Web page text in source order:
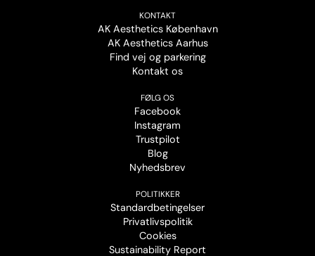
KONTAKT
AK Aesthetics København
AK Aesthetics Aarhus
Find vej og parkering
Kontakt os
FØLG OS
Facebook
Instagram
Trustpilot
Blog
Nyhedsbrev
POLITIKKER
Standardbetingelser
Privatlivspolitik
Cookies
Sustainability Report